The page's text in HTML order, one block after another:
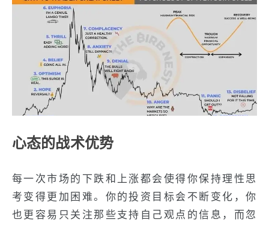
心态的战术优势
每一次市场的下跌和上涨都会使得你保持理性思
考变得更加困难。你的投资目标会不断变化，你
也更容易只关注那些支持自己观点的信息，而忽